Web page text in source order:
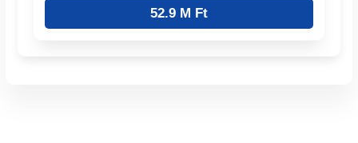
52.9 M Ft